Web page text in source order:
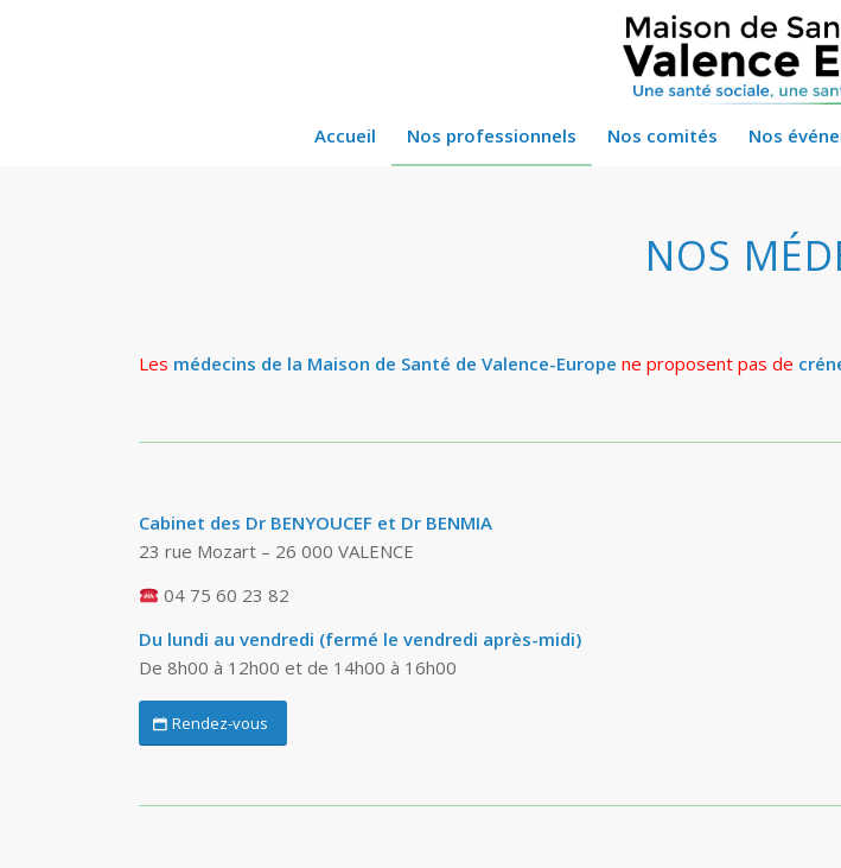
Accueil Nos professionnels Nos comités Nos
NOS
Les médecins de la Maison de Santé de Valence-Europe ne proposent pas de
Cabinet des Dr BENYOUCEF et Dr BENMIA
23 rue Mozart – 26 000 VALENCE
04 75 60 23 82
Du lundi au vendredi (fermé le vendredi après-midi)
De 8h00 à 12h00 et de 14h00 à 16h00
Rendez-vous